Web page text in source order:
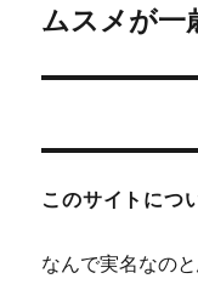
ゲ
ー
次
投
ムスメが一
このサイトにつ
なんで実名なの